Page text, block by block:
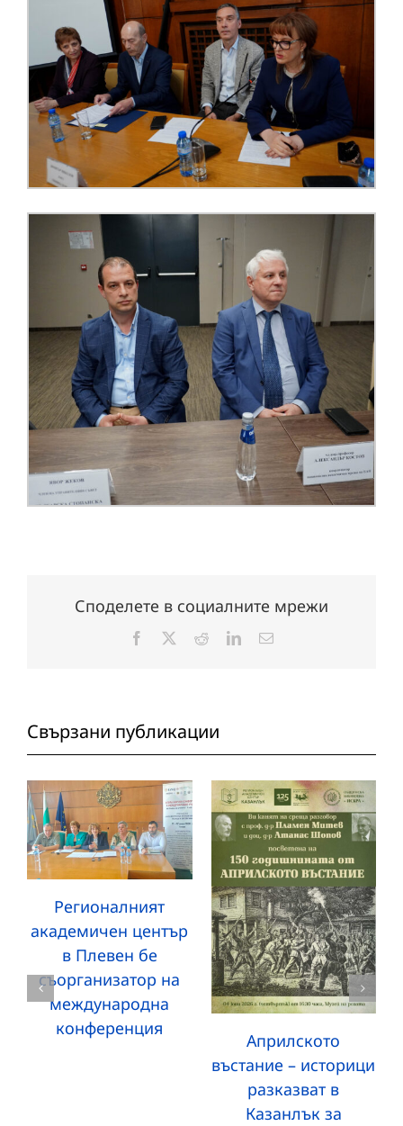
Споделете в социалните мрежи
Facebook RedditLinkedInЕлектронна
Свързани публикации
Регионалният
академичен център
в Плевен бе
съорганизатор на
международна
конференция
Априлското
въстание – историци
разказват в
Казанлък за